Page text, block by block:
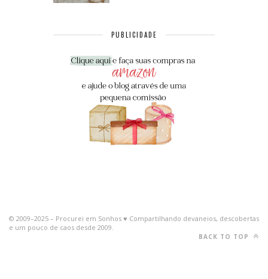
PUBLICIDADE
© 2009–2025 – Procurei em Sonhos ♥ Compartilhando devaneios, descobertas
e um pouco de caos desde 2009.
BACK TO TOP